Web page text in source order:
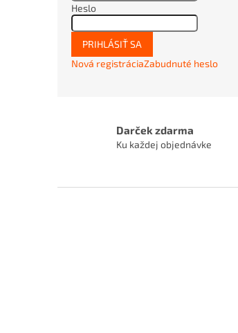
Heslo
PRIHLÁSIŤ SA
Nová registráciaZabudnuté heslo
Darček zdarma
Ku každej objednávke